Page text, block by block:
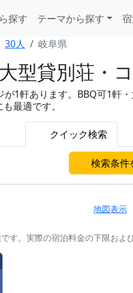
探す テーマから探す
30人 岐阜県
型貸別荘・
1軒あります。BBQ可1軒
最適です。
クイック検索
検索条件
地図表示
。実際の宿泊料金の下限およ